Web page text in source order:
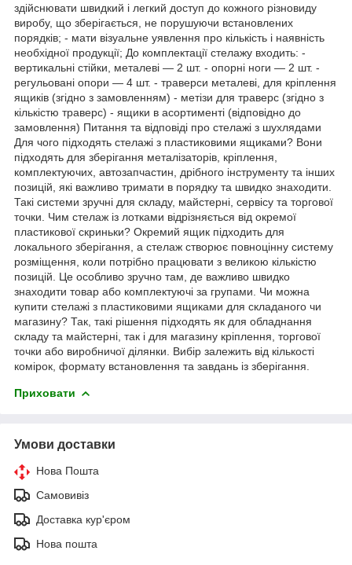
здійснювати швидкий і легкий доступ до кожного різновиду
виробу, що зберігається, не порушуючи встановлених
порядків; - мати візуальне уявлення про кількість і наявність
необхідної продукції; До комплектації стелажу входить: -
вертикальні стійки, металеві — 2 шт. - опорні ноги — 2 шт. -
регульовані опори — 4 шт. - траверси металеві, для кріплення
ящиків (згідно з замовленням) - метізи для траверс (згідно з
кількістю траверс) - ящики в асортименті (відповідно до
замовлення) Питання та відповіді про стелажі з шухлядами
Для чого підходять стелажі з пластиковими ящиками? Вони
підходять для зберігання металізаторів, кріплення,
комплектуючих, автозапчастин, дрібного інструменту та інших
позицій, які важливо тримати в порядку та швидко знаходити.
Такі системи зручні для складу, майстерні, сервісу та торгової
точки. Чим стелаж із лотками відрізняється від окремої
пластикової скриньки? Окремий ящик підходить для
локального зберігання, а стелаж створює повноцінну систему
розміщення, коли потрібно працювати з великою кількістю
позицій. Це особливо зручно там, де важливо швидко
знаходити товар або комплектуючі за групами. Чи можна
купити стелажі з пластиковими ящиками для складаного чи
магазину? Так, такі рішення підходять як для обладнання
складу та майстерні, так і для магазину кріплення, торгової
точки або виробничої ділянки. Вибір залежить від кількості
комірок, формату встановлення та завдань із зберігання.
Приховати
Умови доставки
Нова Пошта
Самовивіз
Доставка кур'єром
Нова пошта